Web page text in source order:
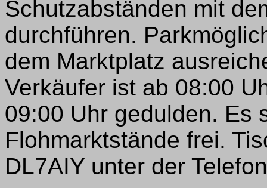
Schutzabständen mit
durchführen.
dem Marktplatz
Verkäufer ist ab 08:00
09:00 Uhr gedulden. Es
Flohmarktstände frei.
DL7AIY unter der